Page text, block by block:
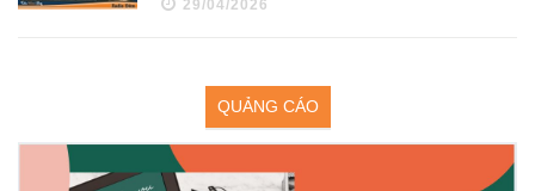
29/04/2026
QUẢNG CÁO